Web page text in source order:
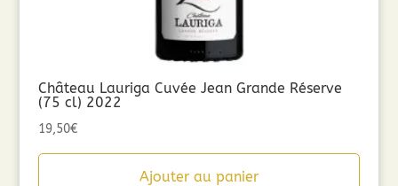
Château Lauriga Cuvée Jean Grande Réserve
(75 cl) 2022
19,50€
Ajouter au panier